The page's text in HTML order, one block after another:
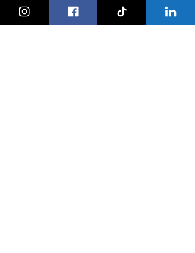
On bouge les familles ou bien ?!